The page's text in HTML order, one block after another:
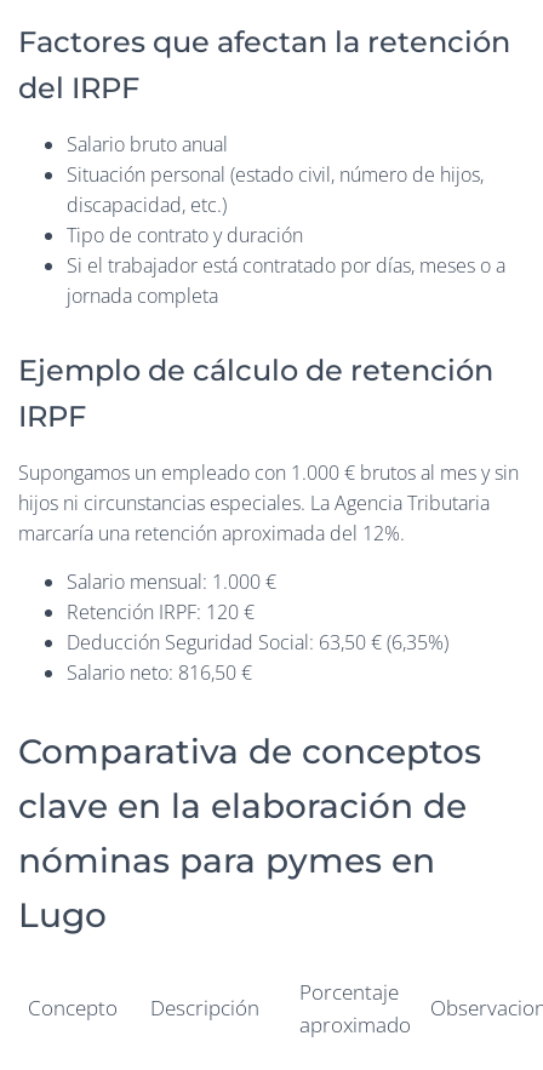
Factores que afectan la retención
del IRPF
Salario bruto anual
Situación personal (estado civil, número de hijos,
discapacidad, etc.)
Tipo de contrato y duración
Si el trabajador está contratado por días, meses o a
jornada completa
Ejemplo de cálculo de retención
IRPF
Supongamos un empleado con 1.000 € brutos al mes y sin
hijos ni circunstancias especiales. La Agencia Tributaria
marcaría una retención aproximada del 12%.
Salario mensual: 1.000 €
Retención IRPF: 120 €
Deducción Seguridad Social: 63,50 € (6,35%)
Salario neto: 816,50 €
Comparativa de conceptos
clave en la elaboración de
nóminas para pymes en
Lugo
Concepto Descripción
Porcentaje
aproximado